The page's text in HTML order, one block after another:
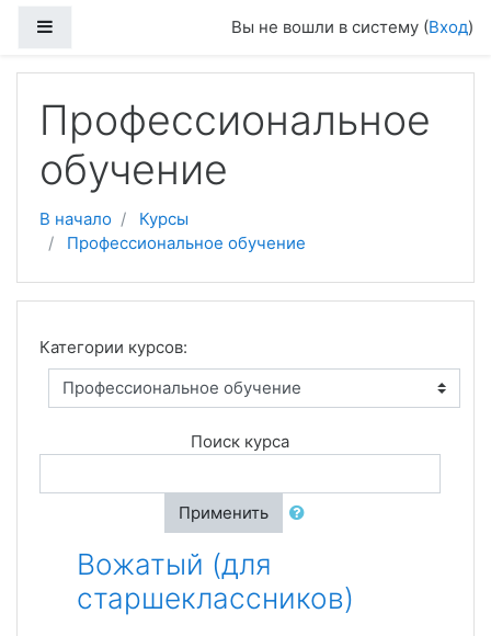
Вы не вошли в систему (Вход)
Профессиональное
обучение
В начало
Курсы
Профессиональное обучение
Категории курсов:
Поиск курса
Применить
Вожатый (для
старшеклассников)